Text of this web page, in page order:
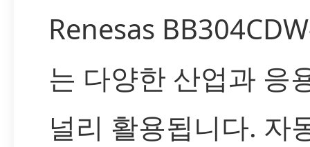
Renesas
는 다양한 산업과 응
널리 활용됩니다. 자